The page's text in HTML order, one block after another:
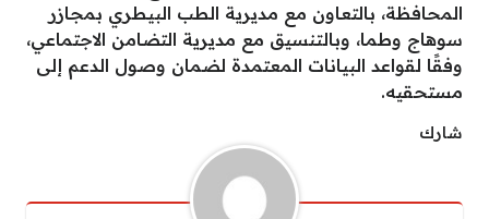
المحافظة، بالتعاون مع مديرية الطب البيطري بمجازر
سوهاج وطما، وبالتنسيق مع مديرية التضامن الاجتماعي،
وفقًا لقواعد البيانات المعتمدة لضمان وصول الدعم إلى
مستحقيه.
شارك